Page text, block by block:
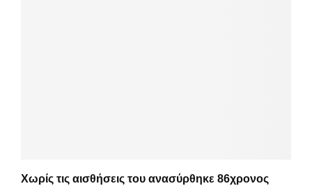
Χωρίς τις αισθήσεις του ανασύρθηκε 86χρονος